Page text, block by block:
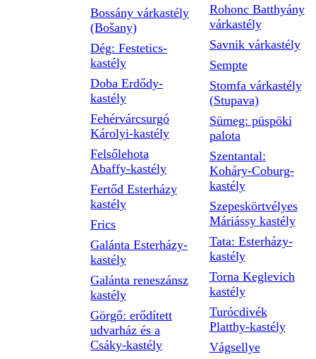
Bossány várkastély
(Bošany)
Dég: Festetics-
kastély
Doba Erdődy-
kastély
Fehérvárcsurgó
Károlyi-kastély
Felsőlehota
Abaffy-kastély
Fertőd Esterházy
kastély
Frics
Galánta Esterházy-
kastély
Galánta reneszánsz
kastély
Görgő: erődített
udvarház és a
Csáky-kastély
Rohonc Batthyány
várkastély
Savnik várkastély
Sempte
Stomfa várkastély
(Stupava)
Sümeg: püspöki
palota
Szentantal:
Koháry-Coburg-
kastély
Szepeskörtvélyes
Máriássy kastély
Tata: Esterházy-
kastély
Torna Keglevich
kastély
Turócdivék
Platthy-kastély
Vágsellye